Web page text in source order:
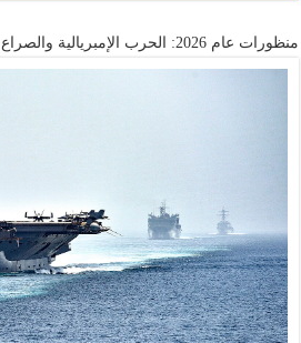
منظورات عام 2026: الحرب الإمبريالية والصراع الطبقي